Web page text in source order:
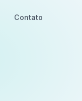
Contato